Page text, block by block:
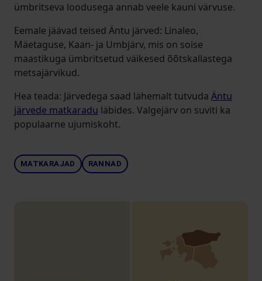
ümbritseva loodusega annab veele kauni värvuse.
Eemale jäävad teised Äntu järved: Linaleo,
Mäetaguse, Kaan- ja Umbjärv, mis on soise
maastikuga ümbritsetud väikesed õõtskallastega
metsajärvikud.
Hea teada: Järvedega saad lähemalt tutvuda Äntu
järvede matkaradu läbides. Valgejärv on suviti ka
populaarne ujumiskoht.
MATKARAJAD RANNAD